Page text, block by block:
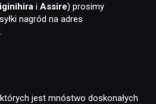
i Assire) prosimy
nagród na adres
.
jest mnóstwo doskonałych